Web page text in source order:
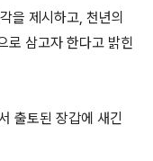
을 제시하고, 천년의
로 삼고자 한다고 밝힌
출토된 장갑에 새긴